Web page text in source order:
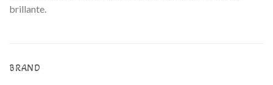
brillante.
BRAND